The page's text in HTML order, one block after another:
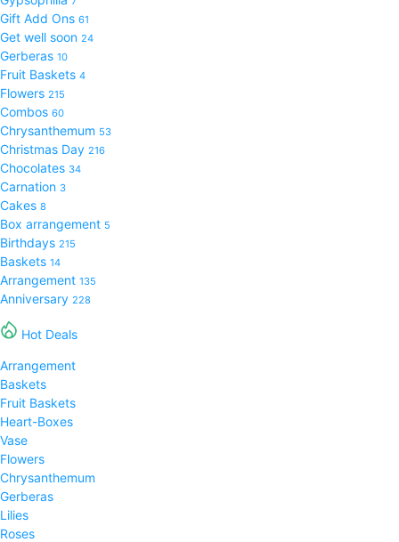
Gift Add Ons 61
Get well soon 24
Gerberas 10
Fruit Baskets 4
Flowers 215
Combos 60
Chrysanthemum 53
Christmas Day 216
Chocolates 34
Carnation 3
Cakes 8
Box arrangement 5
Birthdays 215
Baskets 14
Arrangement 135
Anniversary 228
Hot Deals
Arrangement
Baskets
Fruit Baskets
Heart-Boxes
Vase
Flowers
Chrysanthemum
Gerberas
Lilies
Roses